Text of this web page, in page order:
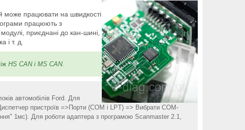
може працювати на швидкості
працюють з
приєднані до кан-шині,
і т. д.
HS CAN і MS CAN.
автомобілів Ford. Для
пристроїв =>Порти (COM і LPT) => Вибрати COM-
1мс). Для роботи адаптера з програмою Scanmaster 2.1,